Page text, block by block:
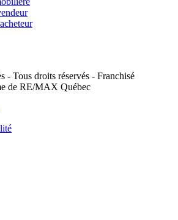
Tous droits réservés - Franchisé
de RE/MAX Québec